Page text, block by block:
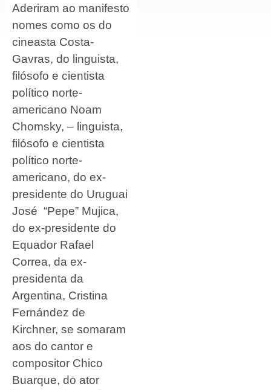
Aderiram ao manifesto
nomes como os do
cineasta Costa-
Gavras, do linguista,
filósofo e cientista
político norte-
americano Noam
Chomsky, – linguista,
filósofo e cientista
político norte-
americano, do ex-
presidente do Uruguai
José “Pepe” Mujica,
do ex-presidente do
Equador Rafael
Correa, da ex-
presidenta da
Argentina, Cristina
Fernández de
Kirchner, se somaram
aos do cantor e
compositor Chico
Buarque, do ator